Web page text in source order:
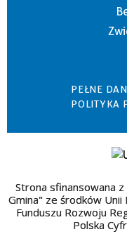
PEŁNE
POLITYKA
Strona sfinansowana
Gmina" ze środków
Funduszu Rozwoju
Polska